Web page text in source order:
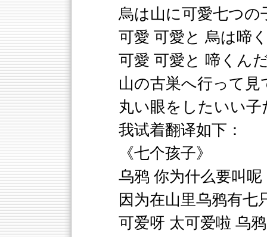
烏は山に可愛七つの
可愛 可愛と 烏は啼
可愛 可愛と 啼くん
山の古巣へ行って見
丸い眼をしたいい子
我试着翻译如下：
《七个孩子》
乌鸦 你为什么要叫呢
因为在山里乌鸦有七
可爱呀 太可爱啦 乌